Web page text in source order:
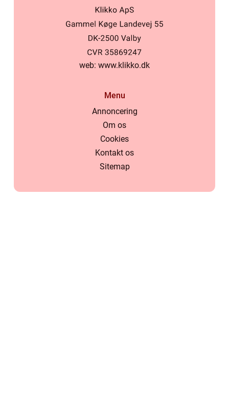
web: www.klikko.dk
Menu
Annoncering
Om os
Cookies
Kontakt os
Sitemap